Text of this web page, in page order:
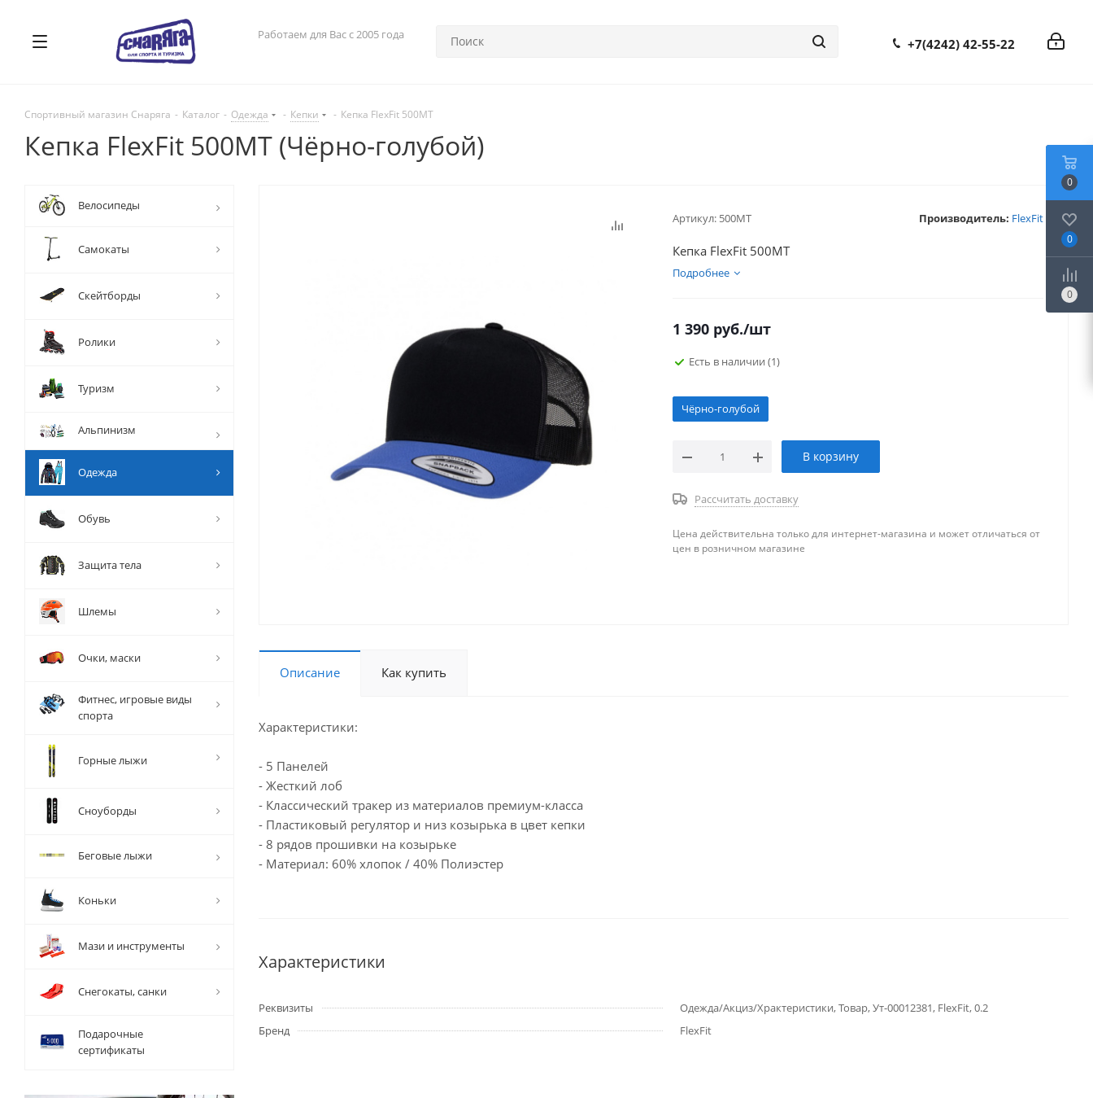
Работаем для Вас с 2005 года
+7(4242) 42-55-22
Спортивный магазин Снаряга - Каталог - Одежда - Кепки - Кепка FlexFit 500MT
Кепка FlexFit 500MT (Чёрно-голубой)
Артикул: 500MT Производитель: FlexFit
Кепка FlexFit 500MT
Подробнее
1 390 руб./шт
Есть в наличии (1)
Чёрно-голубой
В корзину
Рассчитать доставку
Цена действительна только для интернет-магазина и может отличаться от
цен в розничном магазине
Описание Как купить
Характеристики:
- 5 Панелей
- Жесткий лоб
- Классический тракер из материалов премиум-класса
- Пластиковый регулятор и низ козырька в цвет кепки
- 8 рядов прошивки на козырьке
- Материал: 60% хлопок / 40% Полиэстер
Характеристики
Реквизиты
Одежда/Акциз/Храктеристики, Товар, Ут-00012381, FlexFit, 0.2
Бренд
FlexFit
Велосипеды
Самокаты
Скейтборды
Ролики
Туризм
Альпинизм
Одежда
Обувь
Защита тела
Шлемы
Очки, маски
Фитнес, игровые виды
спорта
Горные лыжи
Сноуборды
Беговые лыжи
Коньки
Мази и инструменты
Снегокаты, санки
Подарочные
сертификаты
0
0
0